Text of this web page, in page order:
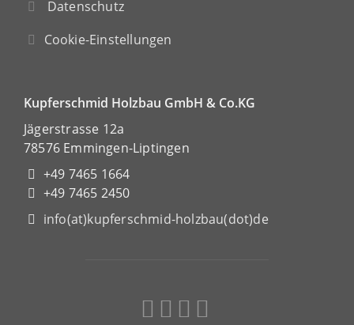
Datenschutz
Cookie-Einstellungen
Kupferschmid Holzbau GmbH & Co.KG
Jägerstrasse 12a
78576 Emmingen-Liptingen
+49 7465 1664
+49 7465 2450
info(at)kupferschmid-holzbau(dot)de